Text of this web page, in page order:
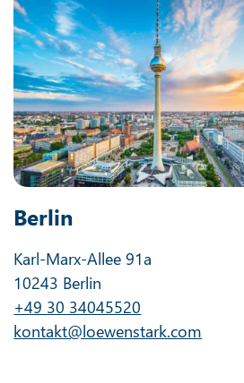
Berlin
Karl-Marx-Allee 91a
10243 Berlin
+49 30 34045520
kontakt@loewenstark.com